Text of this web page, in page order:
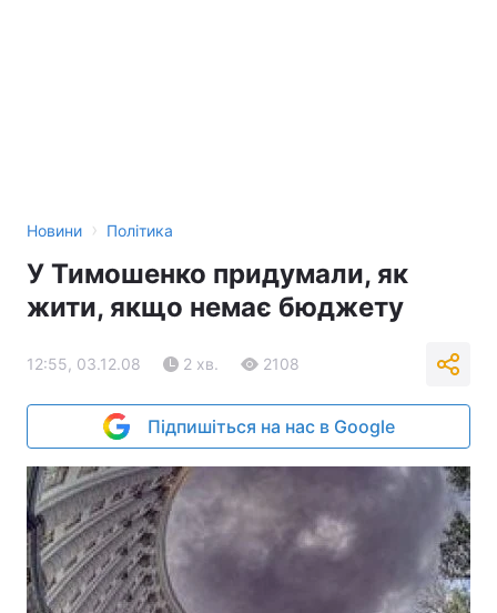
Новини › Політика
У Тимошенко придумали, як
жити, якщо немає бюджету
12:55, 03.12.08 2 хв. 2108
Підпишіться на нас в Google